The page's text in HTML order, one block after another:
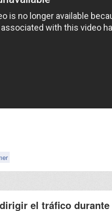
el tráfico durante